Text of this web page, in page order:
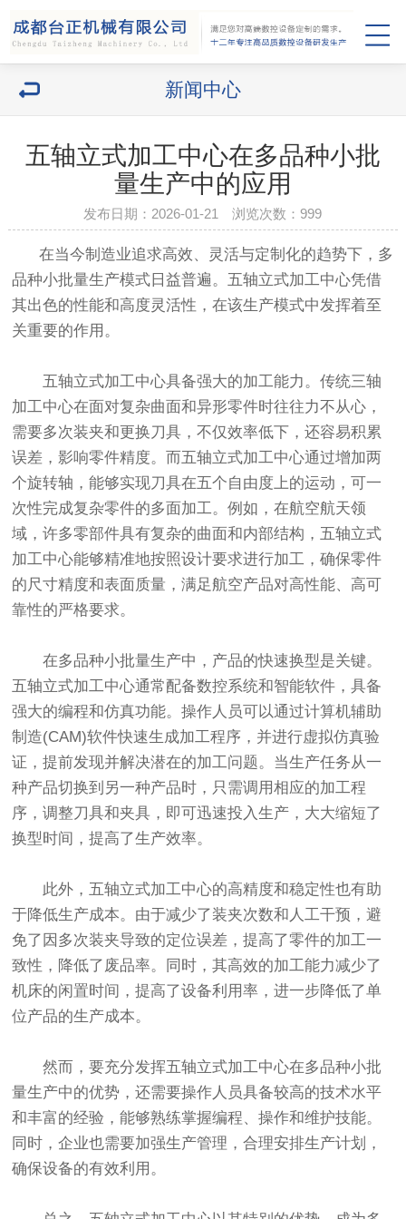
新闻中心
五轴立式加工中心在多品种小批
量生产中的应用
发布日期：2026-01-21 浏览次数： 999
在当今制造业追求高效、灵活与定制化的趋势下，多
品种小批量生产模式日益普遍。五轴立式加工中心凭借
其出色的性能和高度灵活性，在该生产模式中发挥着至
关重要的作用。
五轴立式加工中心具备强大的加工能力。传统三轴
加工中心在面对复杂曲面和异形零件时往往力不从心，
需要多次装夹和更换刀具，不仅效率低下，还容易积累
误差，影响零件精度。而五轴立式加工中心通过增加两
个旋转轴，能够实现刀具在五个自由度上的运动，可一
次性完成复杂零件的多面加工。例如，在航空航天领
域，许多零部件具有复杂的曲面和内部结构，五轴立式
加工中心能够精准地按照设计要求进行加工，确保零件
的尺寸精度和表面质量，满足航空产品对高性能、高可
靠性的严格要求。
在多品种小批量生产中，产品的快速换型是关键。
五轴立式加工中心通常配备数控系统和智能软件，具备
强大的编程和仿真功能。操作人员可以通过计算机辅助
制造(CAM)软件快速生成加工程序，并进行虚拟仿真验
证，提前发现并解决潜在的加工问题。当生产任务从一
种产品切换到另一种产品时，只需调用相应的加工程
序，调整刀具和夹具，即可迅速投入生产，大大缩短了
换型时间，提高了生产效率。
此外，五轴立式加工中心的高精度和稳定性也有助
于降低生产成本。由于减少了装夹次数和人工干预，避
免了因多次装夹导致的定位误差，提高了零件的加工一
致性，降低了废品率。同时，其高效的加工能力减少了
机床的闲置时间，提高了设备利用率，进一步降低了单
位产品的生产成本。
然而，要充分发挥五轴立式加工中心在多品种小批
量生产中的优势，还需要操作人员具备较高的技术水平
和丰富的经验，能够熟练掌握编程、操作和维护技能。
同时，企业也需要加强生产管理，合理安排生产计划，
确保设备的有效利用。